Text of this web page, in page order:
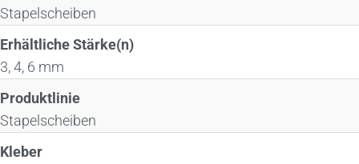
Stapelscheiben
Erhältliche Stärke(n)
3, 4, 6 mm
Produktlinie
Stapelscheiben
Kleber